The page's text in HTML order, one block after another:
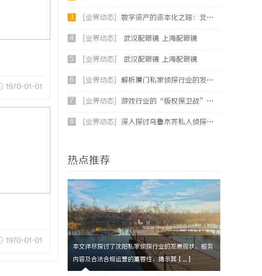
1970-01-01
1970-01-01
3 [业界动态] 数字资产的资本化之路：北京版权律师如何让“IP”变“现金流”
4 [业界动态] 武汉配眼镜 上海配眼镜
5 [业界动态] 武汉配眼镜 上海配眼镜
6 [业界动态] 解析厦门私家侦探行业的发展与服务优势全面指南
7 [业界动态] 游戏行业的“版权保卫战”：为何游戏公司离不开版权律师
8 [业界动态] 深入探讨乌鲁木齐私人侦探行业的现状与发展趋势
热点推荐
本文详尽探讨了沈阳私家侦探行业的发展现状、服务
内容及合法合规运营的重要性，揭示其【....】